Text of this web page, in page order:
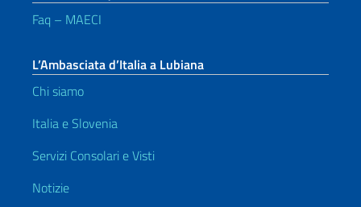
Faq – MAECI
L’Ambasciata d’Italia a Lubiana
Chi siamo
Italia e Slovenia
Servizi Consolari e Visti
Notizie